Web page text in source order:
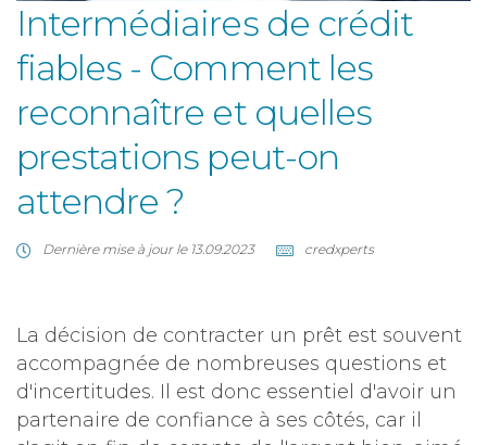
Intermédiaires de crédit
fiables - Comment les
reconnaître et quelles
prestations peut-on
attendre ?
Dernière mise à jour le 13.09.2023 credxperts
La décision de contracter un prêt est souvent
accompagnée de nombreuses questions et
d'incertitudes. Il est donc essentiel d'avoir un
partenaire de confiance à ses côtés, car il